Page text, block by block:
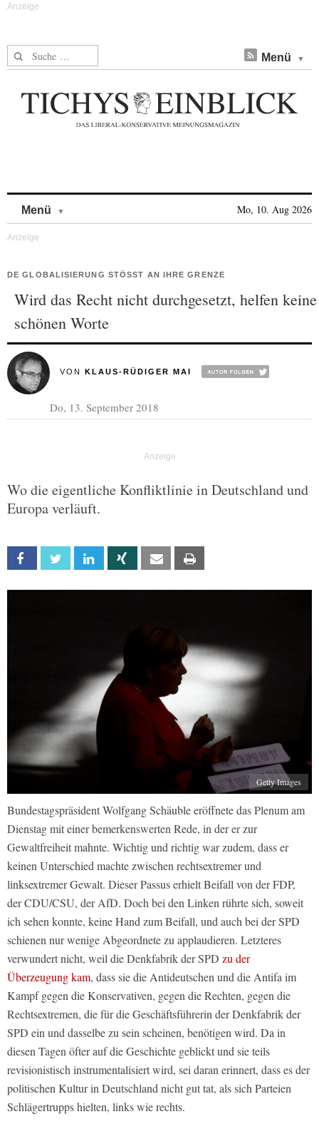
Suche nach: Menü
Menü Mo, 10. Aug 2026
DE GLOBALISIERUNG STÖSST AN IHRE GRENZE
Wird das Recht nicht durchgesetzt, helfen keine
schönen Worte
VON KLAUS-RÜDIGER MAI
Do, 13. September 2018
Wo die eigentliche Konfliktlinie in Deutschland und
Europa verläuft.
Facebook Twitter Linkedin Xing Email
Getty Images
Bundestagspräsident Wolfgang Schäuble eröffnete das Plenum am
Dienstag mit einer bemerkenswerten Rede, in der er zur
Gewaltfreiheit mahnte. Wichtig und richtig war zudem, dass er
keinen Unterschied machte zwischen rechtsextremer und
linksextremer Gewalt. Dieser Passus erhielt Beifall von der FDP,
der CDU/CSU, der AfD. Doch bei den Linken rührte sich, soweit
ich sehen konnte, keine Hand zum Beifall, und auch bei der SPD
schienen nur wenige Abgeordnete zu applaudieren. Letzteres
verwundert nicht, weil die Denkfabrik der SPD zu der
Überzeugung kam, dass sie die Antideutschen und die Antifa im
Kampf gegen die Konservativen, gegen die Rechten, gegen die
Rechtsextremen, die für die Geschäftsführerin der Denkfabrik der
SPD ein und dasselbe zu sein scheinen, benötigen wird. Da in
diesen Tagen öfter auf die Geschichte geblickt und sie teils
revisionistisch instrumentalisiert wird, sei daran erinnert, dass es der
politischen Kultur in Deutschland nicht gut tat, als sich Parteien
Schlägertrupps hielten, links wie rechts.